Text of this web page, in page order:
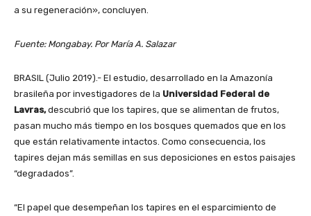
a su regeneración», concluyen.
Fuente: Mongabay. Por María A. Salazar
BRASIL (Julio 2019).- El estudio, desarrollado en la Amazonía
brasileña por investigadores de la Universidad Federal de
Lavras,descubrió que los tapires, que se alimentan de frutos,
pasan mucho más tiempo en los bosques quemados que en los
que están relativamente intactos. Como consecuencia, los
tapires dejan más semillas en sus deposiciones en estos paisajes
“degradados”.
“El papel que desempeñan los tapires en el esparcimiento de